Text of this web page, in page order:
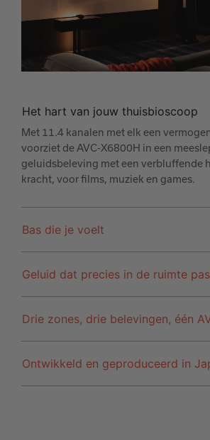
Het hart van jouw thuisbioscoop
Met 11.4 kanalen met elk een
voorziet de AVC-X6800H in een
geluidsbeleving met een verbluffende
kracht, voor films, muziek en games.
Bas die je voelt
Geluid dat precies in de ruimte
Drie zones, drie belevingen, één
Ontwikkeld en geproduceerd in